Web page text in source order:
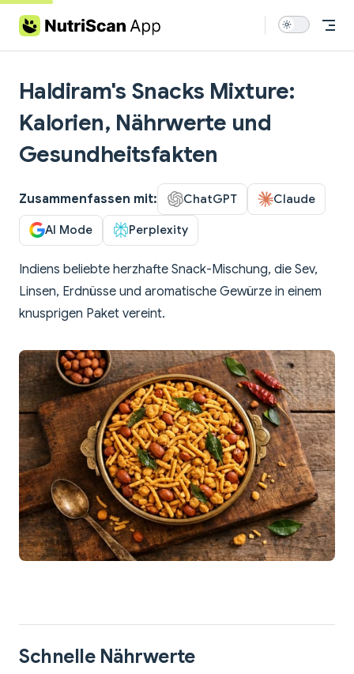
Skip to content
Haldiram's Snacks Mixture:
Kalorien, Nährwerte und
Gesundheitsfakten
Zusammenfassen mit: ChatGPT Claude
AI Mode Perplexity
Indiens beliebte herzhafte Snack-Mischung, die Sev,
Linsen, Erdnüsse und aromatische Gewürze in einem
knusprigen Paket vereint.
Schnelle Nährwerte